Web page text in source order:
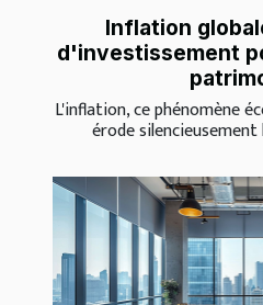
Inflation
d'investissement
L'inflation, ce phénomène
érode